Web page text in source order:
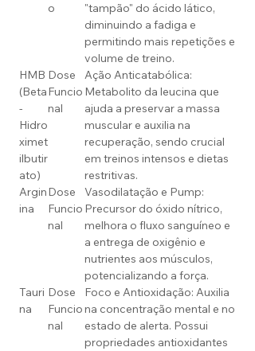
o
"tampão" do ácido lático,
diminuindo a fadiga e
permitindo mais repetições e
volume de treino.
HMB
(Beta
-
Hidro
ximet
ilbutir
ato)
Dose
Funcio
nal
Ação Anticatabólica:
Metabolito da leucina que
ajuda a preservar a massa
muscular e auxilia na
recuperação, sendo crucial
em treinos intensos e dietas
restritivas.
Argin
ina
Dose
Funcio
nal
Vasodilatação e Pump:
Precursor do óxido nítrico,
melhora o fluxo sanguíneo e
a entrega de oxigênio e
nutrientes aos músculos,
potencializando a força.
Tauri
na
Dose
Funcio
nal
Foco e Antioxidação: Auxilia
na concentração mental e no
estado de alerta. Possui
propriedades antioxidantes